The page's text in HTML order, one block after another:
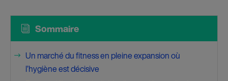
i Sommaire
$
Un marché du fitness en pleine expansion où
l’hygiène est décisive